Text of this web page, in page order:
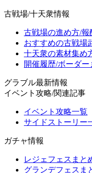
古戦場/十天衆情報
古戦場の進め方/報
おすすめの古戦場
十天衆の素材集め
開催履歴/ボーダー
グラブル最新情報
イベント攻略/関連記事
イベント攻略一覧
サイドストーリー
ガチャ情報
レジェフェスまと
グランデフェスま